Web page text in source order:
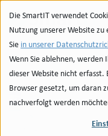
Die SmartIT verwendet
Nutzung unserer Website
Sie in unserer
Wenn Sie ablehnen,
dieser Website nicht erfasst.
Browser gesetzt, um daran
nachverfolgt werden
Zur Navigation
zu den Quicklinks
Zur Suche
Zum Inhalt